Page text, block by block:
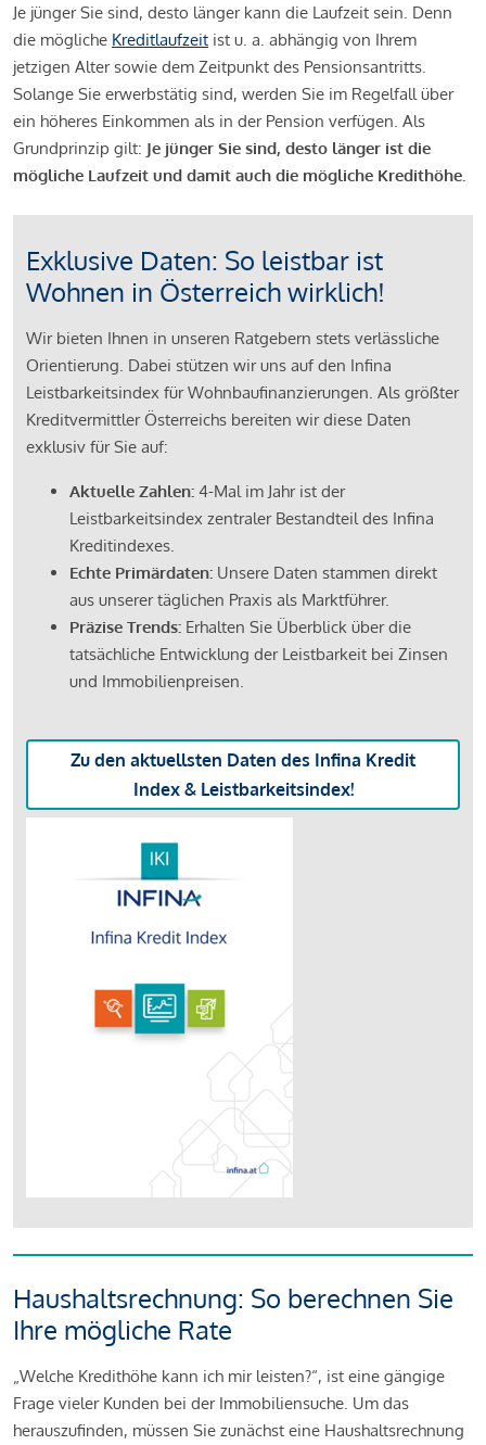
Je jünger Sie sind, desto länger kann die Laufzeit sein. Denn
die mögliche Kreditlaufzeit ist u. a. abhängig von Ihrem
jetzigen Alter sowie dem Zeitpunkt des Pensionsantritts.
Solange Sie erwerbstätig sind, werden Sie im Regelfall über
ein höheres Einkommen als in der Pension verfügen. Als
Grundprinzip gilt: Je jünger Sie sind, desto länger ist die
mögliche Laufzeit und damit auch die mögliche Kredithöhe.
Exklusive Daten: So leistbar ist
Wohnen in Österreich wirklich!
Wir bieten Ihnen in unseren Ratgebern stets verlässliche
Orientierung. Dabei stützen wir uns auf den Infina
Leistbarkeitsindex für Wohnbaufinanzierungen. Als größter
Kreditvermittler Österreichs bereiten wir diese Daten
exklusiv für Sie auf:
Aktuelle Zahlen: 4-Mal im Jahr ist der
Leistbarkeitsindex zentraler Bestandteil des Infina
Kreditindexes.
Echte Primärdaten: Unsere Daten stammen direkt
aus unserer täglichen Praxis als Marktführer.
Präzise Trends: Erhalten Sie Überblick über die
tatsächliche Entwicklung der Leistbarkeit bei Zinsen
und Immobilienpreisen.
Zu den aktuellsten Daten des Infina Kredit
Index & Leistbarkeitsindex!
Haushaltsrechnung: So berechnen Sie
Ihre mögliche Rate
„Welche Kredithöhe kann ich mir leisten?“, ist eine gängige
Frage vieler Kunden bei der Immobiliensuche. Um das
herauszufinden, müssen Sie zunächst eine Haushaltsrechnung